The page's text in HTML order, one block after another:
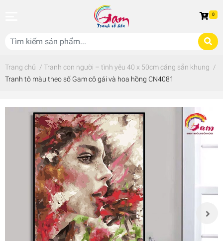
0
Trang chủ / Tranh con người – tình yêu 40 x 50cm căng sẵn khung /
Tranh tô màu theo số Gam cô gái và hoa hồng CN4081